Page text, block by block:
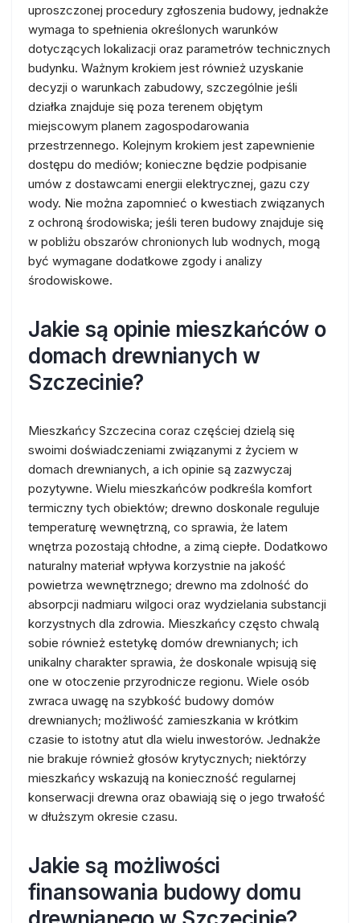
uproszczonej procedury zgłoszenia budowy, jednakże
wymaga to spełnienia określonych warunków
dotyczących lokalizacji oraz parametrów technicznych
budynku. Ważnym krokiem jest również uzyskanie
decyzji o warunkach zabudowy, szczególnie jeśli
działka znajduje się poza terenem objętym
miejscowym planem zagospodarowania
przestrzennego. Kolejnym krokiem jest zapewnienie
dostępu do mediów; konieczne będzie podpisanie
umów z dostawcami energii elektrycznej, gazu czy
wody. Nie można zapomnieć o kwestiach związanych
z ochroną środowiska; jeśli teren budowy znajduje się
w pobliżu obszarów chronionych lub wodnych, mogą
być wymagane dodatkowe zgody i analizy
środowiskowe.
Jakie są opinie mieszkańców o
domach drewnianych w
Szczecinie?
Mieszkańcy Szczecina coraz częściej dzielą się
swoimi doświadczeniami związanymi z życiem w
domach drewnianych, a ich opinie są zazwyczaj
pozytywne. Wielu mieszkańców podkreśla komfort
termiczny tych obiektów; drewno doskonale reguluje
temperaturę wewnętrzną, co sprawia, że latem
wnętrza pozostają chłodne, a zimą ciepłe. Dodatkowo
naturalny materiał wpływa korzystnie na jakość
powietrza wewnętrznego; drewno ma zdolność do
absorpcji nadmiaru wilgoci oraz wydzielania substancji
korzystnych dla zdrowia. Mieszkańcy często chwalą
sobie również estetykę domów drewnianych; ich
unikalny charakter sprawia, że doskonale wpisują się
one w otoczenie przyrodnicze regionu. Wiele osób
zwraca uwagę na szybkość budowy domów
drewnianych; możliwość zamieszkania w krótkim
czasie to istotny atut dla wielu inwestorów. Jednakże
nie brakuje również głosów krytycznych; niektórzy
mieszkańcy wskazują na konieczność regularnej
konserwacji drewna oraz obawiają się o jego trwałość
w dłuższym okresie czasu.
Jakie są możliwości
finansowania budowy domu